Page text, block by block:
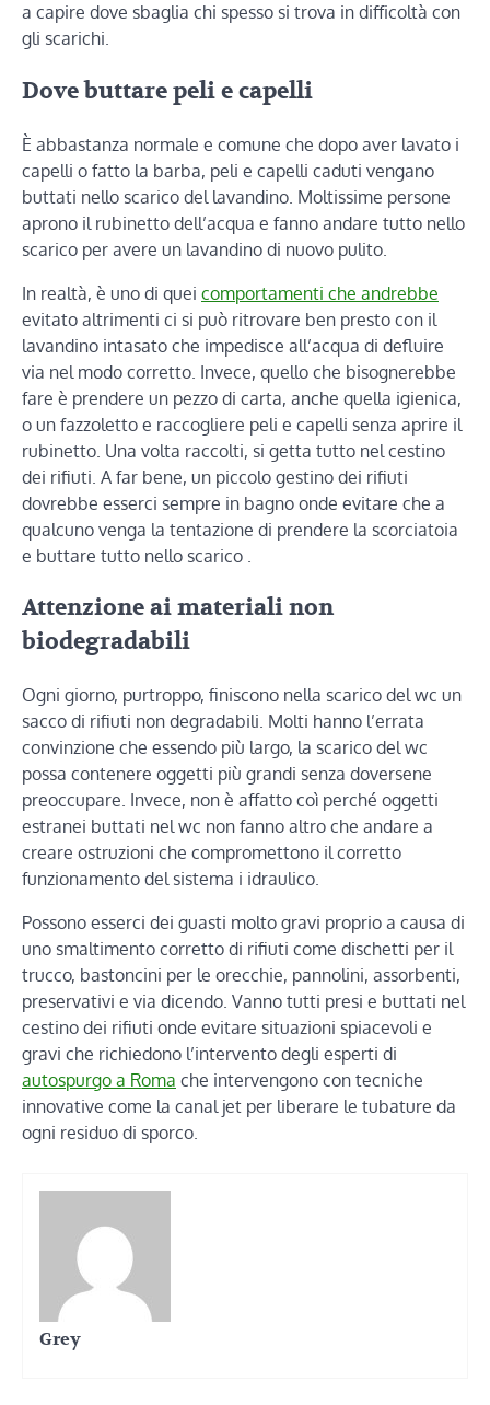
a capire dove sbaglia chi spesso si trova in difficoltà con
gli scarichi.
Dove buttare peli e capelli
È abbastanza normale e comune che dopo aver lavato i
capelli o fatto la barba, peli e capelli caduti vengano
buttati nello scarico del lavandino. Moltissime persone
aprono il rubinetto dell’acqua e fanno andare tutto nello
scarico per avere un lavandino di nuovo pulito.
In realtà, è uno di quei comportamenti che andrebbe
evitato altrimenti ci si può ritrovare ben presto con il
lavandino intasato che impedisce all’acqua di defluire
via nel modo corretto. Invece, quello che bisognerebbe
fare è prendere un pezzo di carta, anche quella igienica,
o un fazzoletto e raccogliere peli e capelli senza aprire il
rubinetto. Una volta raccolti, si getta tutto nel cestino
dei rifiuti. A far bene, un piccolo gestino dei rifiuti
dovrebbe esserci sempre in bagno onde evitare che a
qualcuno venga la tentazione di prendere la scorciatoia
e buttare tutto nello scarico .
Attenzione ai materiali non
biodegradabili
Ogni giorno, purtroppo, finiscono nella scarico del wc un
sacco di rifiuti non degradabili. Molti hanno l’errata
convinzione che essendo più largo, la scarico del wc
possa contenere oggetti più grandi senza doversene
preoccupare. Invece, non è affatto coì perché oggetti
estranei buttati nel wc non fanno altro che andare a
creare ostruzioni che compromettono il corretto
funzionamento del sistema i idraulico.
Possono esserci dei guasti molto gravi proprio a causa di
uno smaltimento corretto di rifiuti come dischetti per il
trucco, bastoncini per le orecchie, pannolini, assorbenti,
preservativi e via dicendo. Vanno tutti presi e buttati nel
cestino dei rifiuti onde evitare situazioni spiacevoli e
gravi che richiedono l’intervento degli esperti di
autospurgo a Roma che intervengono con tecniche
innovative come la canal jet per liberare le tubature da
ogni residuo di sporco.
Grey